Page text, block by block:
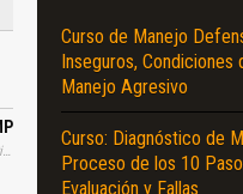
– ANÁLISIS –
Tags: curso, cursos, manuales, instrucciones, libros, instrucción, gratuito, gratuitos, capacitación, entrenamiento, capacitaciones, información, datos, gratis, descargar, gestiones, economicas, reemplazos, equipos, factores, interes, alternativas, modelos, componentes, analisis, comparaciones, alternativas, equipos, clasificaciones, tiempos, muertos, costos, mantenimientos, politicas, aspectos, repotenciamientos, aprender, descargas
Curso de Manejo
Inseguros, Condiciones
Manejo Agresivo
Curso: Diagnóstico de
Proceso de los 10
Evaluación y Fallas